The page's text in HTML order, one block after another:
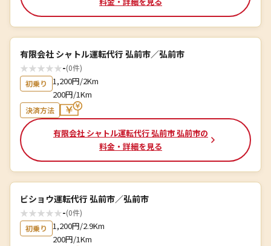
有限会社 シャトル運転代行 弘前市／弘前市
★★★★★-(0件)
初乗り
1,200円/2Km
200円/1Km
決済方法
有限会社 シャトル運転代行 弘前市 弘前市の
料金・詳細を見る
ビショウ運転代行 弘前市／弘前市
★★★★★-(0件)
初乗り
1,200円/2.9Km
200円/1Km